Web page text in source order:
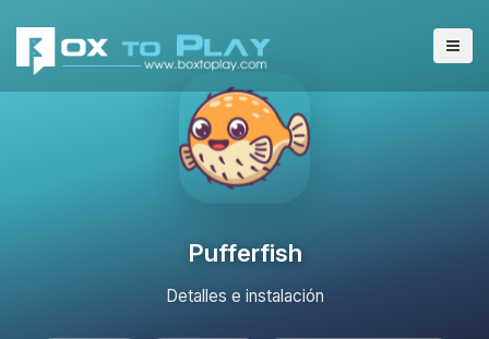
Pufferfish
Detalles e instalación